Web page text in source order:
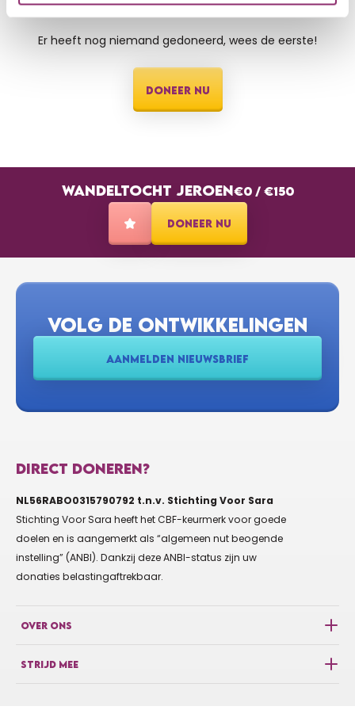
HARTELIJK DANK AAN ONZE DONATEURS
Er heeft nog niemand gedoneerd, wees de eerste!
DONEER NU
WANDELTOCHT JEROEN€0/ €150
DONEER NU
VOLG DE ONTWIKKELINGEN
AANMELDEN NIEUWSBRIEF
DIRECT DONEREN?
NL56RABO0315790792 t.n.v. Stichting Voor Sara
Stichting Voor Sara heeft het CBF-keurmerk voor goede
doelen en is aangemerkt als “algemeen nut beogende
instelling” (ANBI). Dankzij deze ANBI-status zijn uw
donaties belastingaftrekbaar.
OVER ONS
STRIJD MEE